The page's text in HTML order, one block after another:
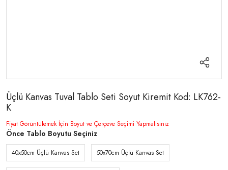
Üçlü Kanvas Tuval Tablo Seti Soyut Kiremit Kod: LK762-
K
Fiyat Görüntülemek İçin Boyut ve Çerçeve Seçimi Yapmalısınız
Önce Tablo Boyutu Seçiniz
40x50cm Üçlü Kanvas Set 50x70cm Üçlü Kanvas Set